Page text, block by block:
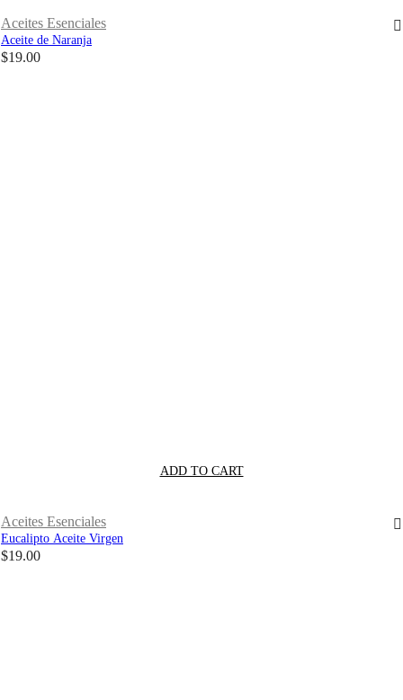
Aceites Esenciales
Aceite de Naranja
$19.00
ADD TO CART
Aceites Esenciales
Eucalipto Aceite Virgen
$19.00